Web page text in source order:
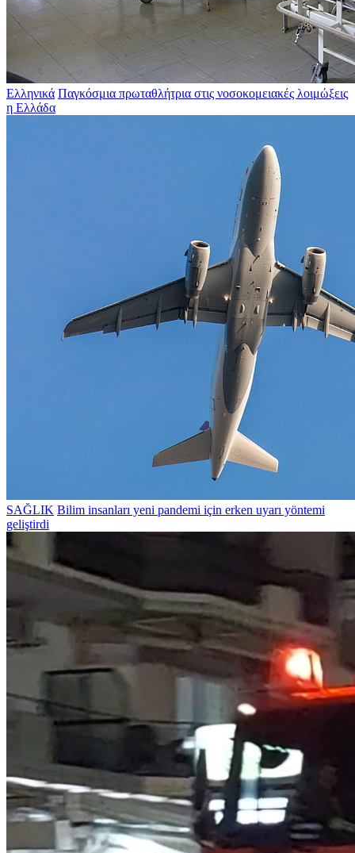
Ελληνικά Παγκόσμια πρωταθλήτρια στις νοσοκομειακές λοιμώξεις
η Ελλάδα
SAĞLIK Bilim insanları yeni pandemi için erken uyarı yöntemi
geliştirdi